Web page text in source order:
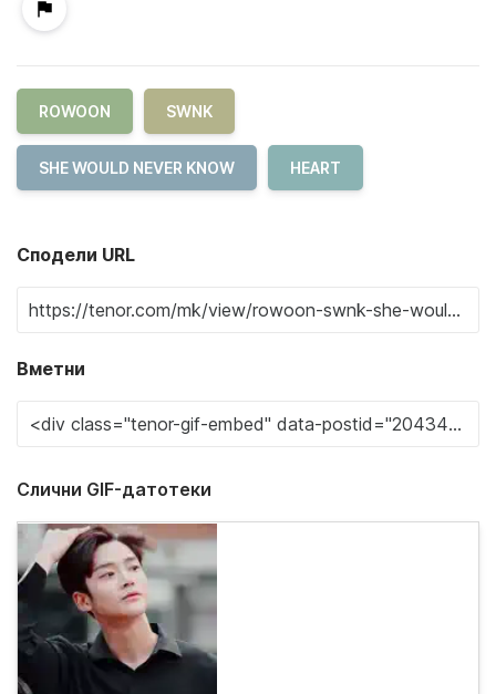
ROWOON SWNK
SHE WOULD NEVER KNOW HEART
Сподели URL
Вметни
Слични GIF-датотеки